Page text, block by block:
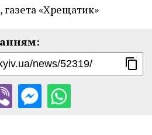
, газета «Хрещатик»